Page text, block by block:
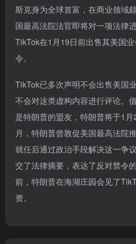
斯克身为全球首富，在商业领域
国最高法院法官即将对一项法律
TikTok在1月19日前出售其美国
令。
TikTok已多次声明不会出售美国
不会对这类虚构内容进行评论。
是特朗普的盟友，特朗普将于1
月，特朗普曾敦促美国最高法院
就任后通过政治手段解决这一争
交了法律摘要，表达了反对禁令
前，特朗普在海湖庄园会见了
资。